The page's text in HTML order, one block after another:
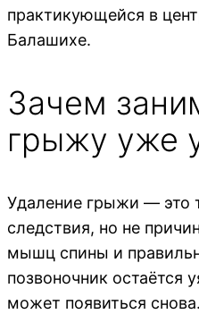
практикующейся в
Балашихе.
Зачем
грыжу уже
Удаление грыжи — это
следствия, но не
мышц спины и
позвоночник остаётся
может появиться